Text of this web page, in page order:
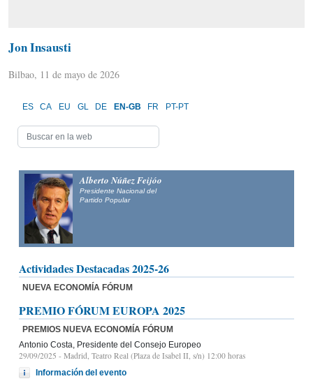
Jon Insausti
Bilbao, 11 de mayo de 2026
ES CA EU GL DE EN-GB FR PT-PT
Alberto Núñez Feijóo
Presidente Nacional del
Partido Popular
Actividades Destacadas 2025-26
NUEVA ECONOMÍA FÓRUM
PREMIO FÓRUM EUROPA 2025
PREMIOS NUEVA ECONOMÍA FÓRUM
Antonio Costa, Presidente del Consejo Europeo
29/09/2025 - Madrid, Teatro Real (Plaza de Isabel II, s/n) 12:00 horas
Información del evento